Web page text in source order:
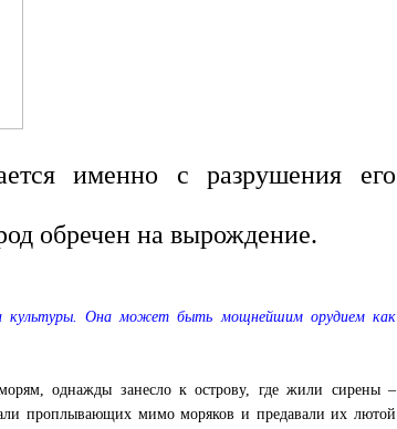
именно с разрушения его
обречен на вырождение.
культуры. Она может быть мощнейшим орудием как
однажды занесло к острову, где жили сирены –
проплывающих мимо моряков и предавали их лютой